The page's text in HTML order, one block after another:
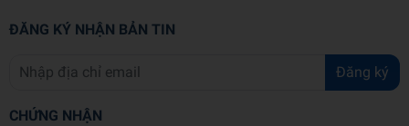
ĐĂNG KÝ NHẬN BẢN TIN
Đăng ký
CHỨNG NHẬN